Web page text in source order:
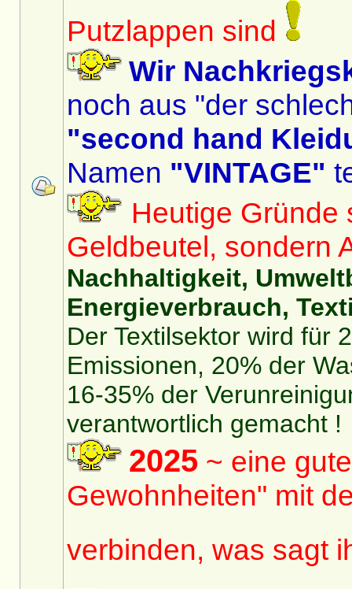
Putzlappen sind
Wir
noch aus "der
"second hand
Namen "VINTAGE"
Heutige Gründe
Geldbeutel, sondern
Nachhaltigkeit,
Energieverbrauch,
Der Textilsektor wird für
Emissionen, 20% der
16-35% der
verantwortlich gemacht !
2025 ~ eine
Gewohnheiten" mit
verbinden, was sagt